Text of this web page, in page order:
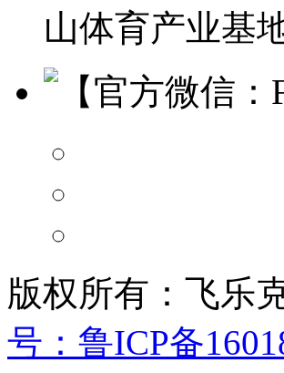
山体育产业基地
【官方微信
版权所有：飞乐
号：鲁ICP备